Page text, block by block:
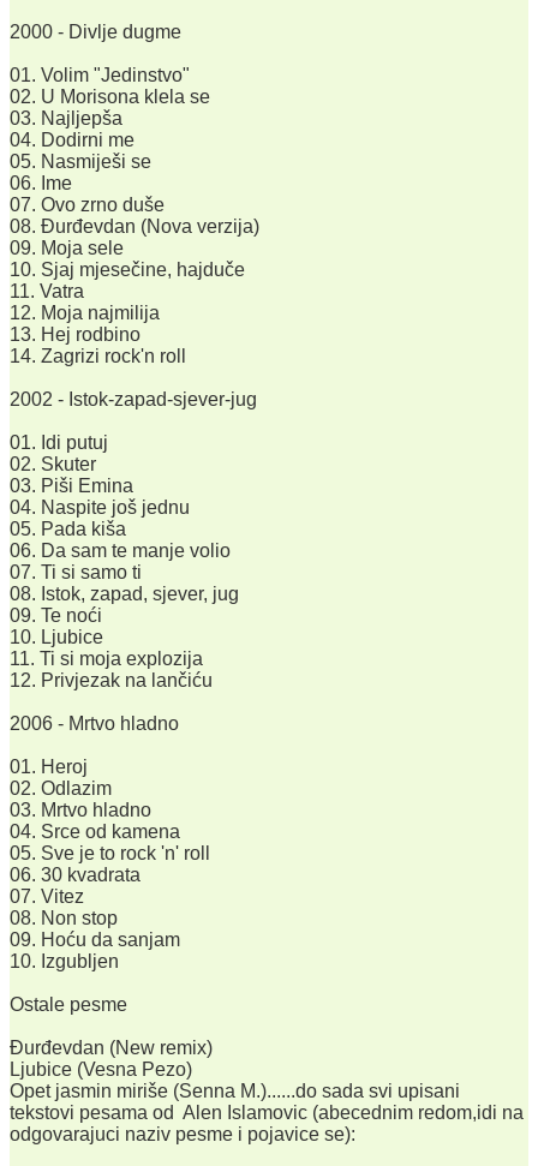
2000 - Divlje dugme
01. Volim "Jedinstvo"
02. U Morisona klela se
03. Najljepša
04. Dodirni me
05. Nasmiješi se
06. Ime
07. Ovo zrno duše
08. Đurđevdan (Nova verzija)
09. Moja sele
10. Sjaj mjesečine, hajduče
11. Vatra
12. Moja najmilija
13. Hej rodbino
14. Zagrizi rock'n roll
2002 - Istok-zapad-sjever-jug
01. Idi putuj
02. Skuter
03. Piši Emina
04. Naspite još jednu
05. Pada kiša
06. Da sam te manje volio
07. Ti si samo ti
08. Istok, zapad, sjever, jug
09. Te noći
10. Ljubice
11. Ti si moja explozija
12. Privjezak na lančiću
2006 - Mrtvo hladno
01. Heroj
02. Odlazim
03. Mrtvo hladno
04. Srce od kamena
05. Sve je to rock 'n' roll
06. 30 kvadrata
07. Vitez
08. Non stop
09. Hoću da sanjam
10. Izgubljen
Ostale pesme
Đurđevdan (New remix)
Ljubice (Vesna Pezo)
Opet jasmin miriše (Senna M.)......do sada svi upisani
tekstovi pesama od Alen Islamovic (abecednim redom,idi na
odgovarajuci naziv pesme i pojavice se):